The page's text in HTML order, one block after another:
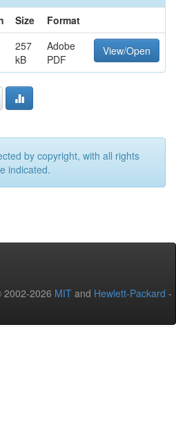
Size
Format
257
kB
Adobe
PDF
View/Open
by copyright, with all rights
indicated.
2002-2026 MIT and Hewlett-Packard -